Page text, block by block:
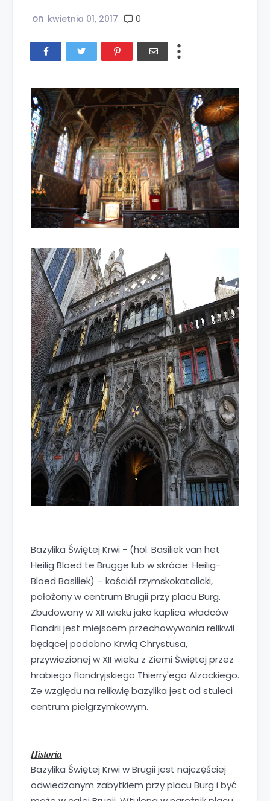
on kwietnia 01, 2017 0
Bazylika Świętej Krwi - (hol. Basiliek van het
Heilig Bloed te Brugge lub w skrócie: Heilig-
Bloed Basiliek) – kościół rzymskokatolicki,
położony w centrum Brugii przy placu Burg.
Zbudowany w XII wieku jako kaplica władców
Flandrii jest miejscem przechowywania relikwii
będącej podobno Krwią Chrystusa,
przywiezionej w XII wieku z Ziemi Świętej przez
hrabiego flandryjskiego Thierry'ego Alzackiego.
Ze względu na relikwię bazylika jest od stuleci
centrum pielgrzymkowym.
Historia
Bazylika Świętej Krwi w Brugii jest najczęściej
odwiedzanym zabytkiem przy placu Burg i być